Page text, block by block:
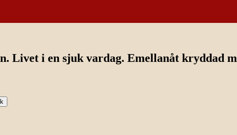
Livet i en sjuk vardag. Emellanåt kryddad